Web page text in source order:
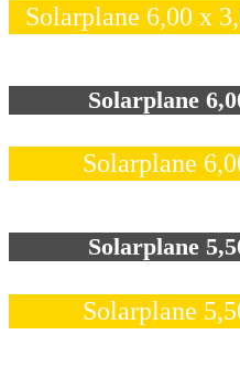
Solarplane 6,00 x
Solarplane
Solarplane
Solarplane
Solarplane